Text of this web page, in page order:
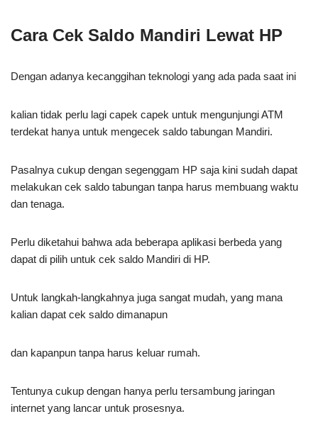
Cara Cek Saldo Mandiri Lewat HP
Dengan adanya kecanggihan teknologi yang ada pada saat ini
kalian tidak perlu lagi capek capek untuk mengunjungi ATM
terdekat hanya untuk mengecek saldo tabungan Mandiri.
Pasalnya cukup dengan segenggam HP saja kini sudah dapat
melakukan cek saldo tabungan tanpa harus membuang waktu
dan tenaga.
Perlu diketahui bahwa ada beberapa aplikasi berbeda yang
dapat di pilih untuk cek saldo Mandiri di HP.
Untuk langkah-langkahnya juga sangat mudah, yang mana
kalian dapat cek saldo dimanapun
dan kapanpun tanpa harus keluar rumah.
Tentunya cukup dengan hanya perlu tersambung jaringan
internet yang lancar untuk prosesnya.